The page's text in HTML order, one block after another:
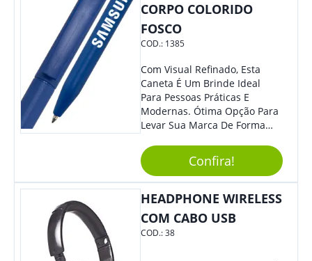
CORPO COLORIDO
FOSCO
COD.: 1385
Com Visual Refinado, Esta
Caneta É Um Brinde Ideal
Para Pessoas Práticas E
Modernas. Ótima Opção Para
Levar Sua Marca De Forma
Sua Empresa Em Eventos,
Reuniões Corporativas Ou Até
Mesmo Para Presentear
Colaboradores.
Confira!
HEADPHONE WIRELESS
COM CABO USB
COD.:38